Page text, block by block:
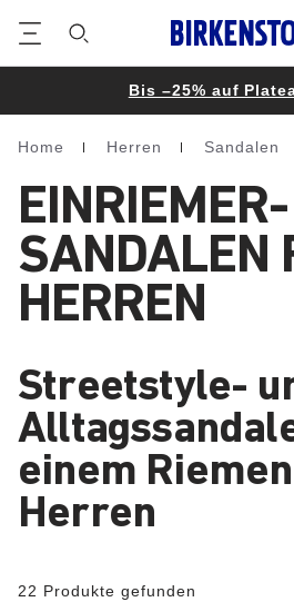
Bis –25% auf
Homepage
Home Herren Sandalen
EINRIEMER-
SANDALEN
HERREN
Streetstyle-
einem
Herren
22 Produkte gefunden